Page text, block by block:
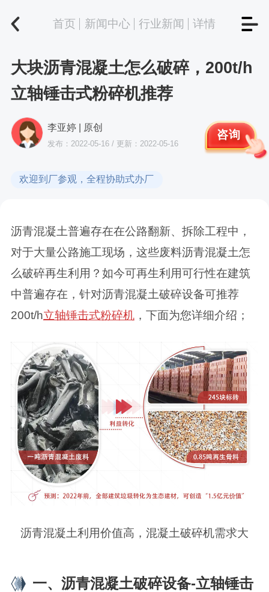
首页 新闻中心 行业新闻 详情
大块沥青混凝土怎么破碎，200t/h
立轴锤击式粉碎机推荐
李亚婷 | 原创
发布：2022-05-16 / 更新：2022-05-16
咨询
欢迎到厂参观，全程协助式办厂
沥青混凝土普遍存在在公路翻新、拆除工程中，
对于大量公路施工现场，这些废料沥青混凝土怎
么破碎再生利用？如今可再生利用可行性在建筑
中普遍存在，针对沥青混凝土破碎设备可推荐
200t/h立轴锤击式粉碎机，下面为您详细介绍；
沥青混凝土利用价值高，混凝土破碎机需求大
一、沥青混凝土破碎设备-立轴锤击